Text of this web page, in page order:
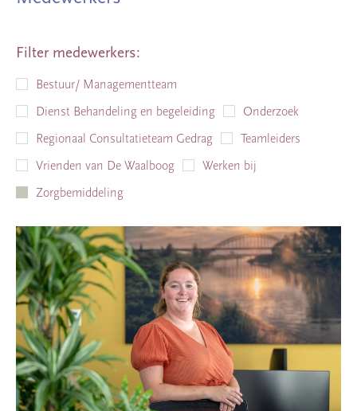
Filter medewerkers:
Bestuur/ Managementteam
Dienst Behandeling en begeleiding
Onderzoek
Regionaal Consultatieteam Gedrag
Teamleiders
Vrienden van De Waalboog
Werken bij
Zorgbemiddeling